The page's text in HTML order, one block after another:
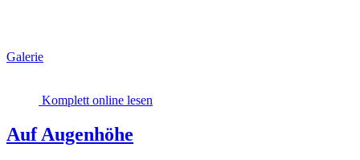
Galerie
Komplett online lesen
Auf Augenhöhe